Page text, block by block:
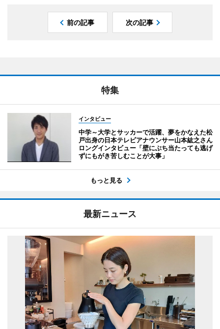
前の記事 次の記事
特集
インタビュー
中学～大学とサッカーで活躍、夢をかなえた松
戸出身の日本テレビアナウンサー山本紘之さん
ロングインタビュー「壁にぶち当たっても逃げ
ずにもがき苦しむことが大事」
もっと見る
最新ニュース